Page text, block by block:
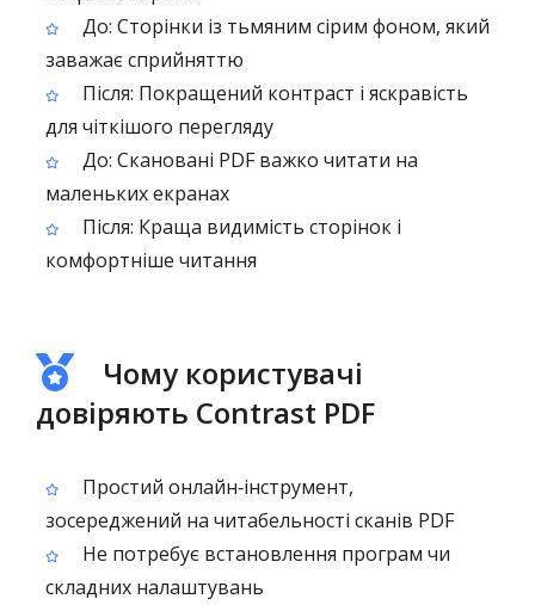
До: Сторінки із тьмяним сірим фоном, який
заважає сприйняттю
Після: Покращений контраст і яскравість
для чіткішого перегляду
До: Скановані PDF важко читати на
маленьких екранах
Після: Краща видимість сторінок і
комфортніше читання
Чому користувачі
довіряють Contrast PDF
Простий онлайн‑інструмент,
зосереджений на читабельності сканів PDF
Не потребує встановлення програм чи
складних налаштувань